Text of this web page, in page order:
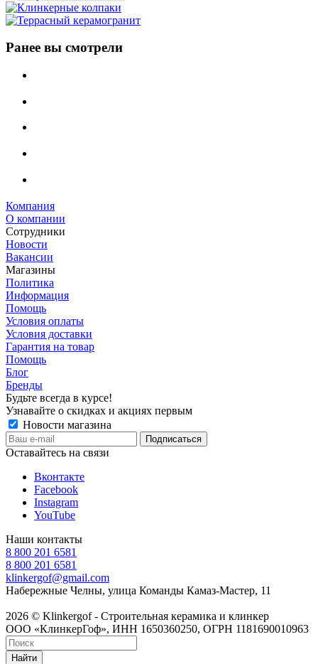
Ранее вы смотрели
Компания
О компании
Сотрудники
Новости
Вакансии
Магазины
Политика
Информация
Помощь
Условия оплаты
Условия доставки
Гарантия на товар
Помощь
Блог
Бренды
Будьте всегда в курсе!
Узнавайте о скидках и акциях первым
Новости магазина
Оставайтесь на связи
Вконтакте
Facebook
Instagram
YouTube
Наши контакты
8 800 201 6581
8 800 201 6581
klinkergof@gmail.com
Набережные Челны, улица Команды Камаз-Мастер, 11
2026 © Klinkergof - Строительная керамика и клинкер
ООО «КлинкерГоф», ИНН 1650360250, ОГРН 1181690010963
Найти